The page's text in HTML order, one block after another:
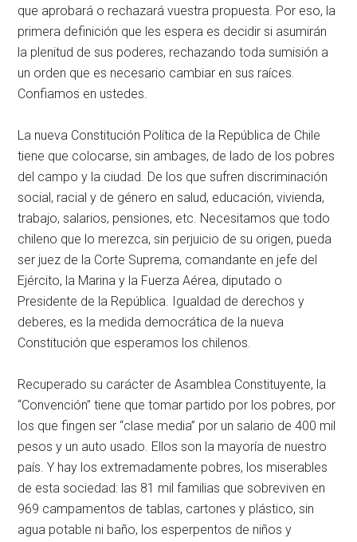
que aprobará o rechazará vuestra propuesta. Por eso, la
primera definición que les espera es decidir si asumirán
la plenitud de sus poderes, rechazando toda sumisión a
un orden que es necesario cambiar en sus raíces.
Confiamos en ustedes.
La nueva Constitución Política de la República de Chile
tiene que colocarse, sin ambages, de lado de los pobres
del campo y la ciudad. De los que sufren discriminación
social, racial y de género en salud, educación, vivienda,
trabajo, salarios, pensiones, etc. Necesitamos que todo
chileno que lo merezca, sin perjuicio de su origen, pueda
ser juez de la Corte Suprema, comandante en jefe del
Ejército, la Marina y la Fuerza Aérea, diputado o
Presidente de la República. Igualdad de derechos y
deberes, es la medida democrática de la nueva
Constitución que esperamos los chilenos.
Recuperado su carácter de Asamblea Constituyente, la
“Convención” tiene que tomar partido por los pobres, por
los que fingen ser “clase media” por un salario de 400 mil
pesos y un auto usado. Ellos son la mayoría de nuestro
país. Y hay los extremadamente pobres, los miserables
de esta sociedad: las 81 mil familias que sobreviven en
969 campamentos de tablas, cartones y plástico, sin
agua potable ni baño, los esperpentos de niños y